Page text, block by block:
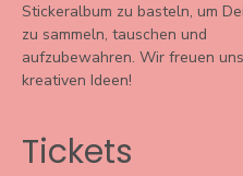
Stickeralbum zu basteln, um
zu sammeln, tauschen und
aufzubewahren. Wir freuen
kreativen Ideen!
Tickets